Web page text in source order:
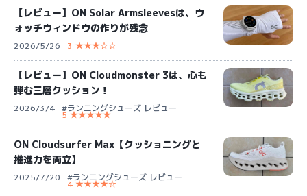
【レビュー】ON Solar Armsleevesは、ウ
ォッチウィンドウの作りが残念
2026/5/26 3 ★★★☆☆
【レビュー】ON Cloudmonster 3は、心も
弾む三層クッション！
2026/3/4 #ランニングシューズ レビュー
5 ★★★★★
ON Cloudsurfer Max【クッショニングと
推進力を両立】
2025/7/20 #ランニングシューズ レビュー
4 ★★★★☆